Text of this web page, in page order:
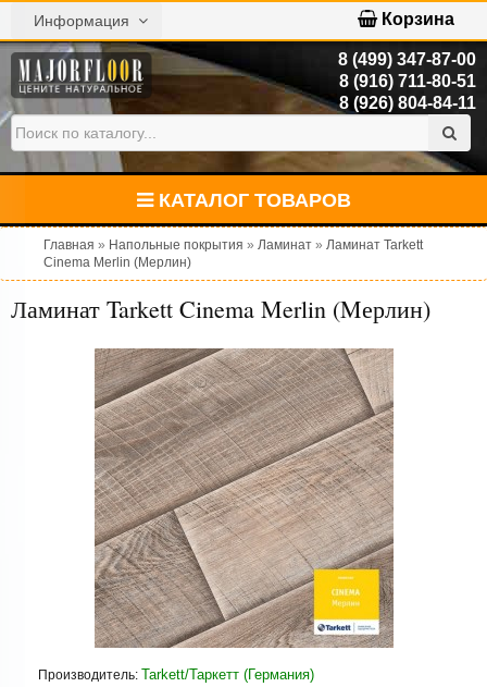
Информация Корзина
8 (499) 347-87-00
8 (916) 711-80-51
8 (926) 804-84-11
КАТАЛОГ ТОВАРОВ
Главная » Напольные покрытия » Ламинат » Ламинат Tarkett
Cinema Merlin (Mерлин)
Ламинат Tarkett Cinema Merlin (Mерлин)
Производитель: Tarkett/Таркетт (Германия)